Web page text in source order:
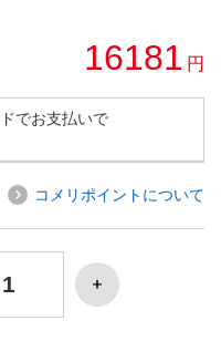
16181 円
でお支払いで
コメリポイントについて